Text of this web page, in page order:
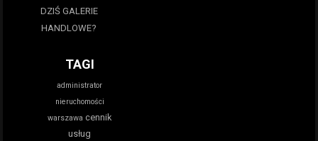
DZIŚ GALERIE
HANDLOWE?
TAGI
administrator
nieruchomości
warszawa cennik
usług